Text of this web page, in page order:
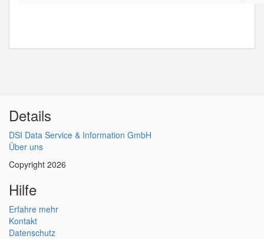
Details
DSI Data Service & Information GmbH
Über uns
Copyright 2026
Hilfe
Erfahre mehr
Kontakt
Datenschutz